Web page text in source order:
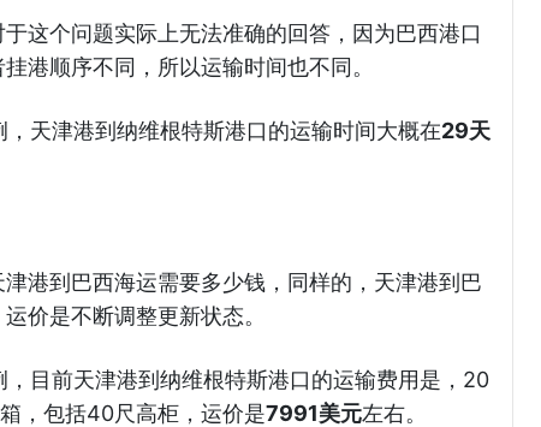
这个问题实际上无法准确的回答，因为巴西港口
港顺序不同，所以运输时间也不同。
天津港到纳维根特斯港口的运输时间大概在29天
港到巴西海运需要多少钱，同样的，天津港到巴
价是不断调整更新状态。
目前天津港到纳维根特斯港口的运输费用是，20
，包括40尺高柜，运价是7991美元左右。